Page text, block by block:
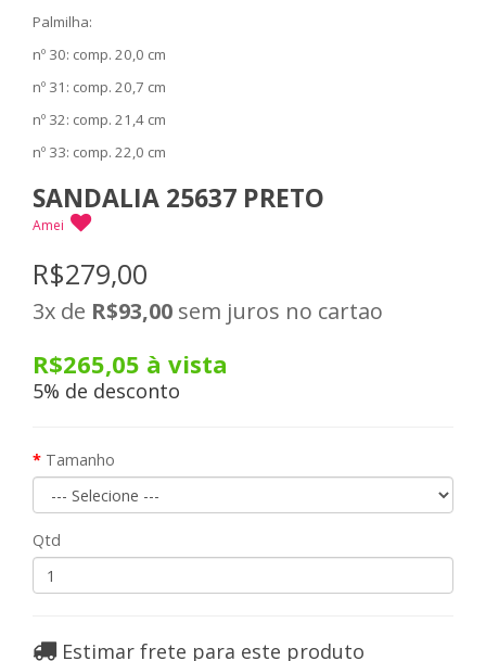
Palmilha:
nº 30: comp. 20,0 cm
nº 31: comp. 20,7 cm
nº 32: comp. 21,4 cm
nº 33: comp. 22,0 cm
SANDALIA 25637 PRETO
Amei
R$279,00
3x de R$93,00 sem juros no cartao
R$265,05 à vista
5% de desconto
Tamanho
Qtd
Estimar frete para este produto